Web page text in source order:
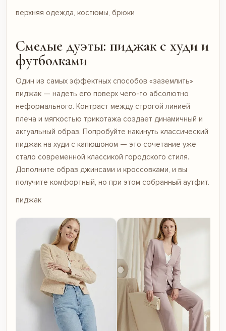
верхняя одежда, костюмы, брюки
Смелые дуэты: пиджак с худи и
футболками
Один из самых эффектных способов «заземлить»
пиджак — надеть его поверх чего-то абсолютно
неформального. Контраст между строгой линией
плеча и мягкостью трикотажа создает динамичный и
актуальный образ. Попробуйте накинуть классический
пиджак на худи с капюшоном — это сочетание уже
стало современной классикой городского стиля.
Дополните образ джинсами и кроссовками, и вы
получите комфортный, но при этом собранный аутфит.
пиджак